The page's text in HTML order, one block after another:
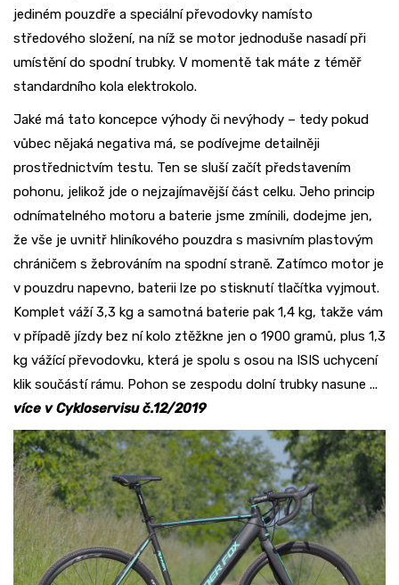
jediném pouzdře a speciální převodovky namísto
středového složení, na níž se motor jednoduše nasadí při
umístění do spodní trubky. V momentě tak máte z téměř
standardního kola elektrokolo.
Jaké má tato koncepce výhody či nevýhody – tedy pokud
vůbec nějaká negativa má, se podívejme detailněji
prostřednictvím testu. Ten se sluší začít představením
pohonu, jelikož jde o nejzajímavější část celku. Jeho princip
odnímatelného motoru a baterie jsme zmínili, dodejme jen,
že vše je uvnitř hliníkového pouzdra s masivním plastovým
chráničem s žebrováním na spodní straně. Zatímco motor je
v pouzdru napevno, baterii lze po stisknutí tlačítka vyjmout.
Komplet váží 3,3 kg a samotná baterie pak 1,4 kg, takže vám
v případě jízdy bez ní kolo ztěžkne jen o 1900 gramů, plus 1,3
kg vážící převodovku, která je spolu s osou na ISIS uchycení
klik součástí rámu. Pohon se zespodu dolní trubky nasune ...
více v Cykloservisu č.12/2019